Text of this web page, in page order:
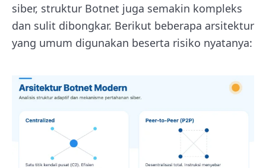
siber, struktur Botnet juga semakin kompleks
dan sulit dibongkar. Berikut beberapa arsitektur
yang umum digunakan beserta risiko nyatanya: